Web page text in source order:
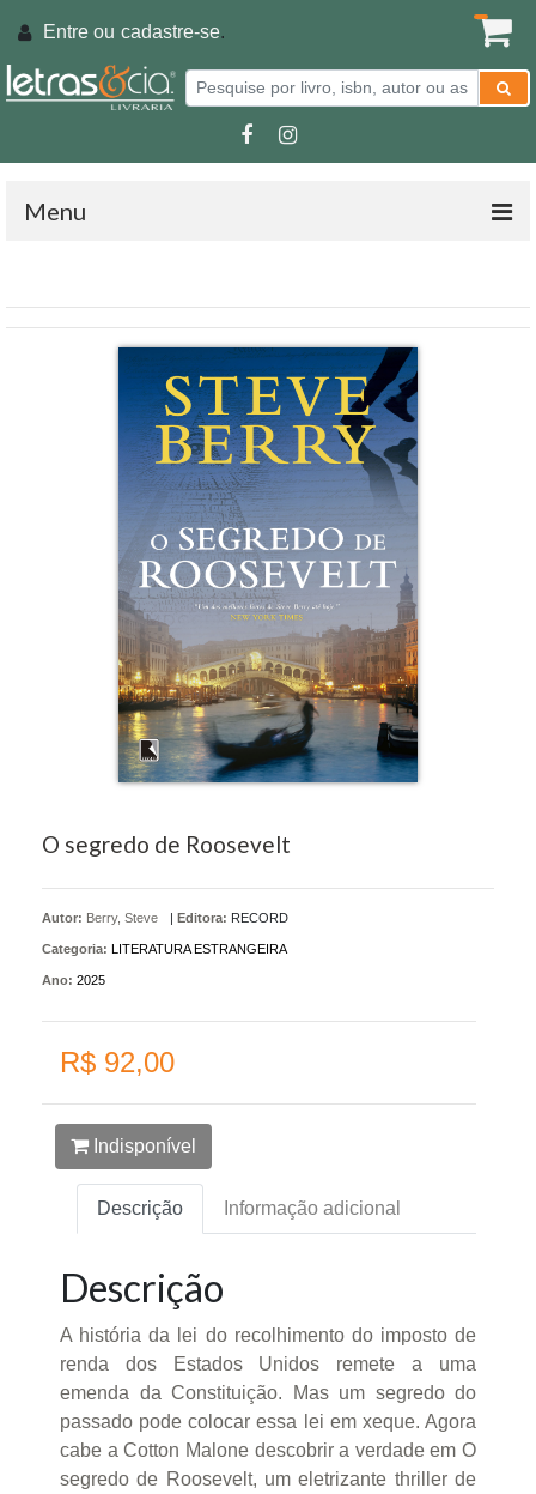
Entre ou cadastre-se.
Menu
O segredo de Roosevelt
Autor: Berry, Steve Editora: RECORD
Categoria: LITERATURA ESTRANGEIRA
Ano: 2025
R$ 92,00
Indisponível
Descrição Informação adicional
Descrição
A história da lei do recolhimento do imposto de
renda dos Estados Unidos remete a uma
emenda da Constituição. Mas um segredo do
passado pode colocar essa lei em xeque. Agora
cabe a Cotton Malone descobrir a verdade em O
segredo de Roosevelt, um eletrizante thriller de